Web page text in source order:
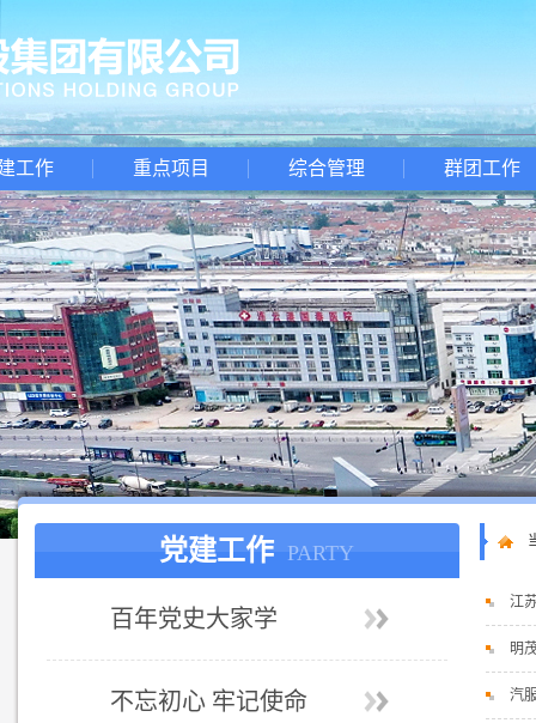
工作 重点项目 综合管理 群团工作
党建工作 PARTY
百年党史大家学
不忘初心 牢记使命
江
明
汽